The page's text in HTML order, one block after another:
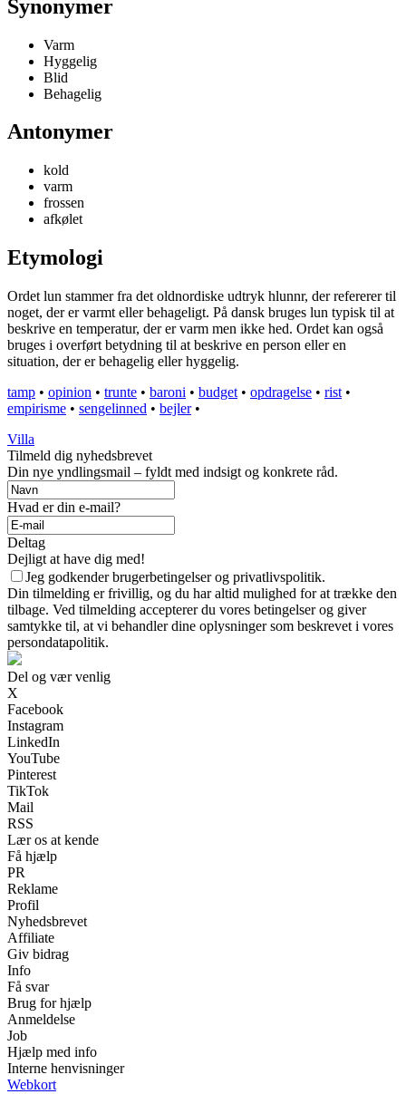
Synonymer
Varm
Hyggelig
Blid
Behagelig
Antonymer
kold
varm
frossen
afkølet
Etymologi
Ordet lun stammer fra det oldnordiske udtryk hlunnr, der refererer til
noget, der er varmt eller behageligt. På dansk bruges lun typisk til at
beskrive en temperatur, der er varm men ikke hed. Ordet kan også
bruges i overført betydning til at beskrive en person eller en
situation, der er behagelig eller hyggelig.
tamp • opinion • trunte • baroni • budget • opdragelse • rist •
empirisme • sengelinned • bejler•
Villa
Tilmeld dig nyhedsbrevet
Din nye yndlingsmail – fyldt med indsigt og konkrete råd.
Hvad er din e-mail?
Deltag
Dejligt at have dig med!
Jeg godkender brugerbetingelser og privatlivspolitik.
Din tilmelding er frivillig, og du har altid mulighed for at trække den
tilbage. Ved tilmelding accepterer du vores betingelser og giver
samtykke til, at vi behandler dine oplysninger som beskrevet i vores
persondatapolitik.
Del og vær venlig
X
Facebook
Instagram
LinkedIn
YouTube
Pinterest
TikTok
Mail
RSS
Lær os at kende
Få hjælp
PR
Reklame
Profil
Nyhedsbrevet
Affiliate
Giv bidrag
Info
Få svar
Brug for hjælp
Anmeldelse
Job
Hjælp med info
Interne henvisninger
Webkort